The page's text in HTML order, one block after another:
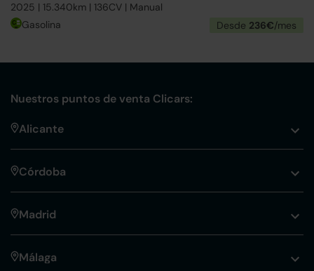
2025 | 15.340km | 136CV | Manual
Gasolina Desde 236€/mes
Nuestros puntos de venta Clicars:
Alicante
Córdoba
Madrid
Málaga